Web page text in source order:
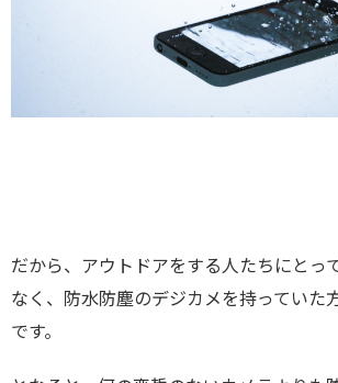
だから、アウトドアをする人たちにとっ
なく、防水防塵のデジカメを持っていた
です。